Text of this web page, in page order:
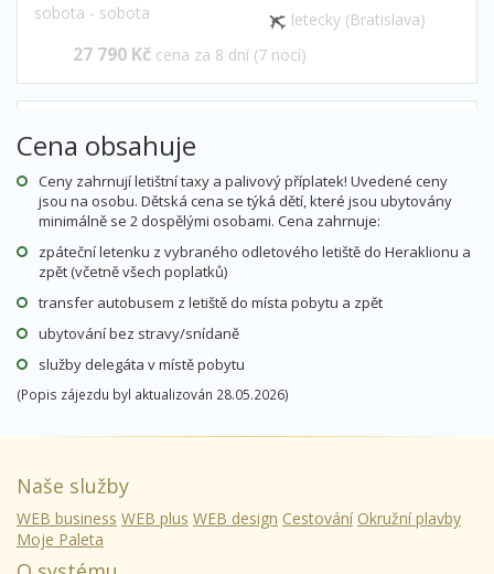
sobota - sobota
letecky (Bratislava)
27 790 Kč cena za 8 dní (7 nocí)
12.08. - 16.08.26
letecky (Praha)
20 990 Kč cena za 5 dní (4 noci)
12.08. - 16.08.26
20 990 Kč cena za 5 dní (4 noci)
12.08. - 16.08.26
středa - neděle
20 990 Kč cena za 5 dní (4 noci)
Cena obsahuje
Ceny zahrnují letištní taxy a palivový příplatek! Uvedené ceny
jsou na osobu. Dětská cena se týká dětí, které jsou ubytovány
minimálně se 2 dospělými osobami. Cena zahrnuje:
zpáteční letenku z vybraného odletového letiště do Heraklionu a
zpět (včetně všech poplatků)
transfer autobusem z letiště do místa pobytu a zpět
ubytování bez stravy/snídaně
služby delegáta v místě pobytu
(Popis zájezdu byl aktualizován 28.05.2026)
Naše služby
WEB business WEB plus WEB design Cestování Okružní plavby
Moje Paleta